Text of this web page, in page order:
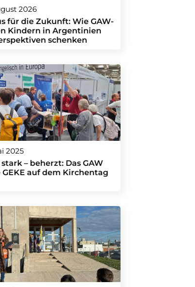
2026
für die Zukunft: Wie GAW-
Kindern in Argentinien
schenken
2025
– beherzt: Das GAW
auf dem Kirchentag